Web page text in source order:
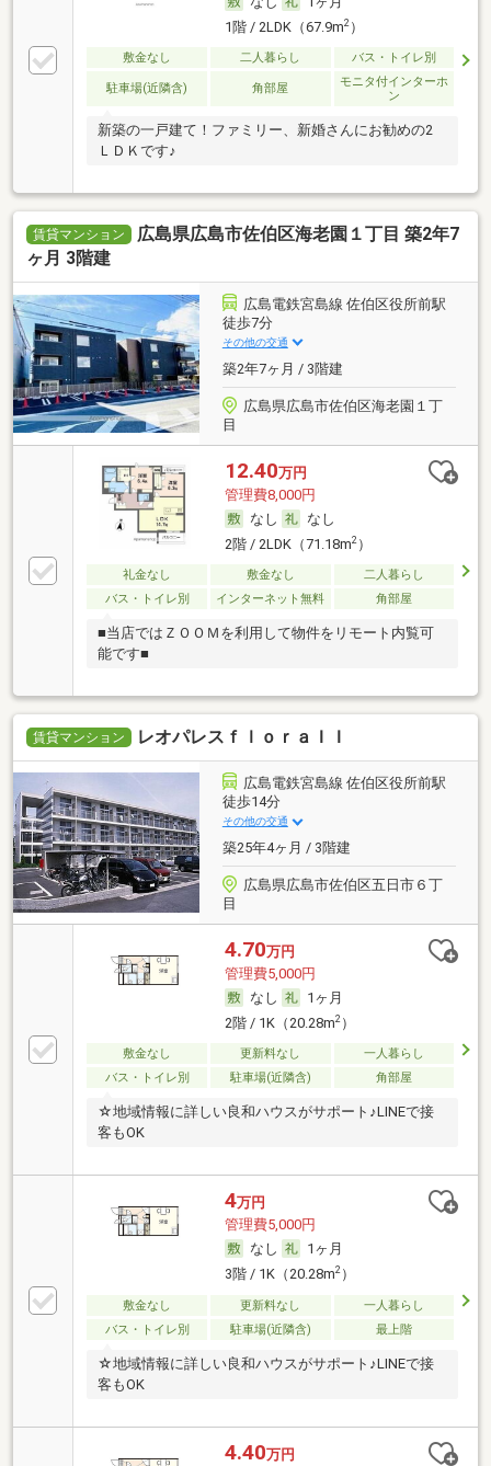
1階 / 2LDK（67.9m2）
敷金なし 二人暮らし バス・トイレ別
駐車場(近隣含) 角部屋
モニタ付インターホ
ン
新築の一戸建て！ファミリー、新婚さんにお勧めの2
ＬＤＫです♪
賃貸マンション
広島県広島市佐伯区海老園１丁目 築2年7
ヶ月 3階建
広島電鉄宮島線 佐伯区役所前駅
徒歩7分
その他の交通
築2年7ヶ月 / 3階建
広島県広島市佐伯区海老園１丁
目
12.40万円
管理費8,000円
なし
なし
2階 / 2LDK（71.18m2）
礼金なし 敷金なし
二人暮らし
バス・トイレ別
インターネット無料 角部屋
■当店ではＺＯＯＭを利用して物件をリモート内覧可
能です■
賃貸マンション レオパレスｆｌｏｒａＩＩ
広島電鉄宮島線 佐伯区役所前駅
徒歩14分
その他の交通
築25年4ヶ月 / 3階建
広島県広島市佐伯区五日市６丁
目
4.70万円
管理費5,000円
なし
1ヶ月
2階 / 1K（20.28m2）
敷金なし 更新料なし
一人暮らし
バス・トイレ別
駐車場(近隣含) 角部屋
☆地域情報に詳しい良和ハウスがサポート♪LINEで接
客もOK
4万円
管理費5,000円
なし
1ヶ月
3階 / 1K（20.28m2）
敷金なし 更新料なし
一人暮らし
バス・トイレ別
駐車場(近隣含) 最上階
☆地域情報に詳しい良和ハウスがサポート♪LINEで接
客もOK
4.40万円